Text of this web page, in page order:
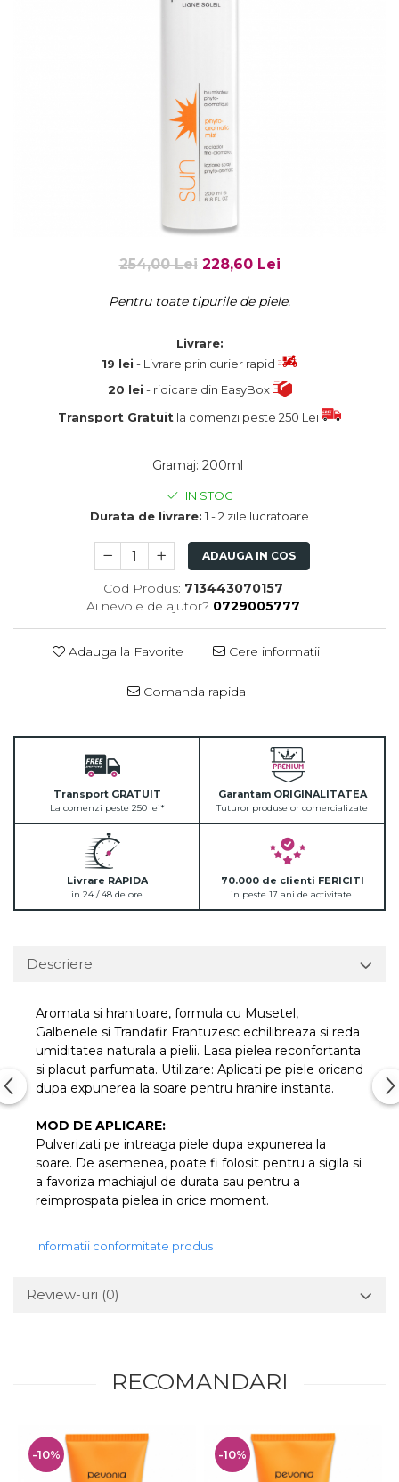
Pensule Profesionale
254,00 Lei 228,60 Lei
Pentru toate tipurile de piele.
Livrare:
19 lei - Livrare prin curier rapid
20 lei - ridicare din EasyBox
Transport Gratuit la comenzi peste 250 Lei
Gramaj: 200ml
IN STOC
Durata de livrare: 1 - 2 zile lucratoare
ADAUGA IN COS
Cod Produs: 713443070157
Ai nevoie de ajutor? 0729005777
Adauga la Favorite Cere informatii
Comanda rapida
Transport GRATUIT
La comenzi peste 250 lei*
Garantam ORIGINALITATEA
Tuturor produselor comercializate
Livrare RAPIDA
in 24 / 48 de ore
70.000 de clienti FERICITI
in peste 17 ani de activitate.
Descriere
Aromata si hranitoare, formula cu Musetel,
Galbenele si Trandafir Frantuzesc echilibreaza si reda
umiditatea naturala a pielii. Lasa pielea reconfortanta
si placut parfumata. Utilizare: Aplicati pe piele oricand
dupa expunerea la soare pentru hranire instanta.
MOD DE APLICARE:
Pulverizati pe intreaga piele dupa expunerea la
soare. De asemenea, poate fi folosit pentru a sigila si
a favoriza machiajul de durata sau pentru a
reimprospata pielea in orice moment.
Informatii conformitate produs
Review-uri (0)
RECOMANDARI
-10% -10%